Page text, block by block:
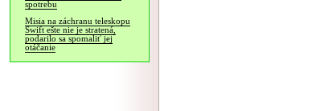
spotrebu
Misia na záchranu teleskopu
Swift ešte nie je stratená,
podarilo sa spomaliť jej
otáčanie